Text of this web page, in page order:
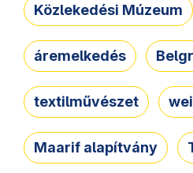
Közlekedési Múzeum
áremelkedés
textilművészet
Maarif alapítvány